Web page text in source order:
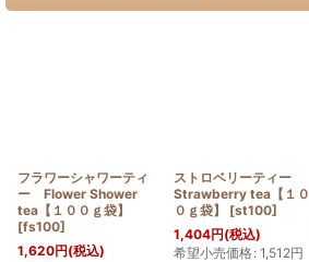
フラワーシャワーティ
ー Flower Shower
tea【１００ｇ袋】
[fs100]
1,620円(税込)
ストロベリーティー
Strawberry tea【１０
０ｇ袋】
[st100]
1,404円(税込)
希望小売価格: 1,512円